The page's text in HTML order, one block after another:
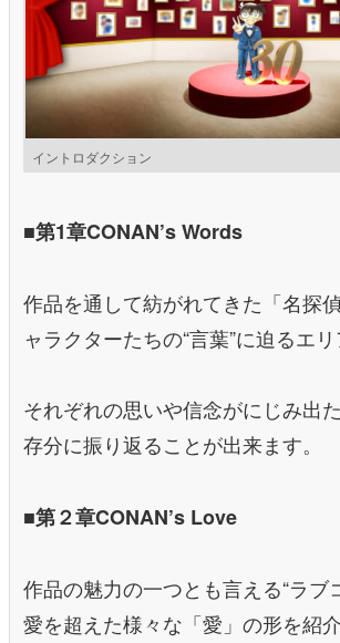
イントロダクション
■第1章CONAN’s Words
作品を通して紡がれてきた「名探
ャラクターたちの“言葉”に迫るエリ
それぞれの思いや信念がにじみ出
存分に振り返ることが出来ます。
■第２章CONAN’s Love
作品の魅力の一つとも言える“ラブ
愛を超えた様々な「愛」の形を紹